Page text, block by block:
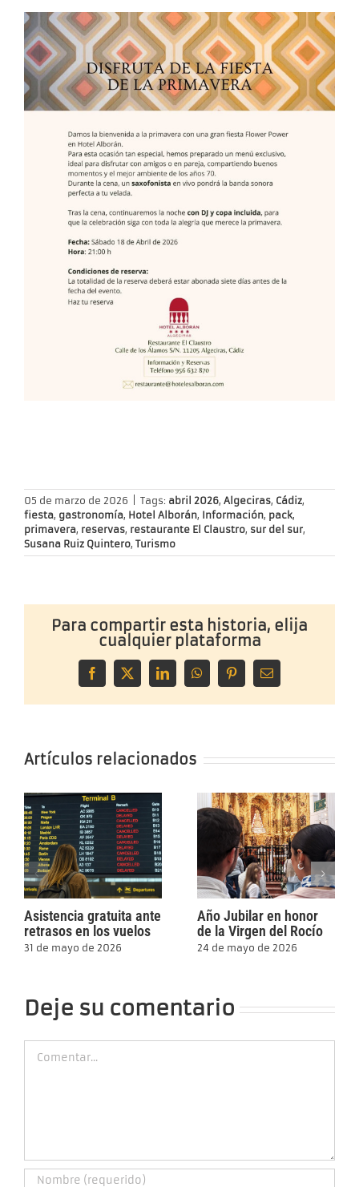
05 de marzo de 2026 Tags: abril 2026, Algeciras, Cádiz,
fiesta, gastronomía, Hotel Alborán, Información, pack,
primavera, reservas, restaurante El Claustro, sur del sur,
Susana Ruiz Quintero, Turismo
Para compartir esta historia, elija
cualquier plataforma
Facebook
X LinkedInWhatsAppPinterestCorreo
Artículos relacionados
Asistencia gratuita ante
retrasos en los vuelos
31 de mayo de 2026
Año Jubilar en honor
de la Virgen del Rocío
24 de mayo de 2026
Deje su comentario